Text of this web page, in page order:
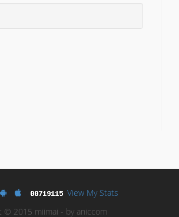
View My Stats
© 2015 miimai - by aniccom